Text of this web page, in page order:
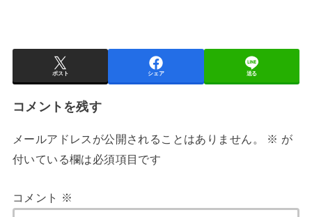
ポスト シェア 送る
コメントを残す
メールアドレスが公開されることはありません。 ※ が
付いている欄は必須項目です
コメント ※